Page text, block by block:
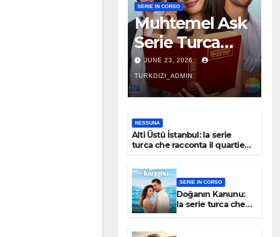
SERIE IN CORSO
Muhtemel Ask
Serie Turca
Trama
Personaggi
JUNE 23, 2026
TURKDIZI_ADMIN
NESSUNA
Alti Üstü İstanbul: la serie
turca che racconta il quartiere
SERIE IN CORSO
Doğanın Kanunu:
la serie turca che